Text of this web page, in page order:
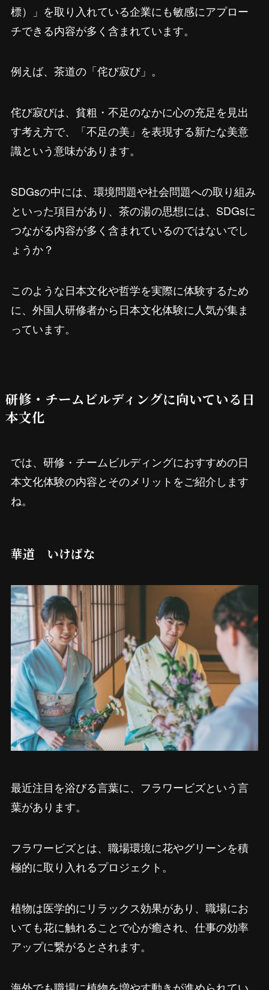
標）」を取り入れている企業にも敏感にアプロー
チできる内容が多く含まれています。
例えば、茶道の「侘び寂び」。
侘び寂びは、貧粗・不足のなかに心の充足を見出
す考え方で、「不足の美」を表現する新たな美意
識という意味があります。
SDGsの中には、環境問題や社会問題への取り組み
といった項目があり、茶の湯の思想には、SDGsに
つながる内容が多く含まれているのではないでし
ょうか？
このような日本文化や哲学を実際に体験するため
に、外国人研修者から日本文化体験に人気が集ま
っています。
研修・チームビルディングに向いている日
本文化
では、研修・チームビルディングにおすすめの日
本文化体験の内容とそのメリットをご紹介します
ね。
華道 いけばな
最近注目を浴びる言葉に、フラワービズという言
葉があります。
フラワービズとは、職場環境に花やグリーンを積
極的に取り入れるプロジェクト。
植物は医学的にリラックス効果があり、職場にお
いても花に触れることで心が癒され、仕事の効率
アップに繋がるとされます。
海外でも職場に植物を増やす動きが進められてい